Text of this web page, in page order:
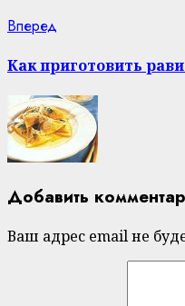
Вперед
Как приготовить
Добавить
Ваш адрес email не